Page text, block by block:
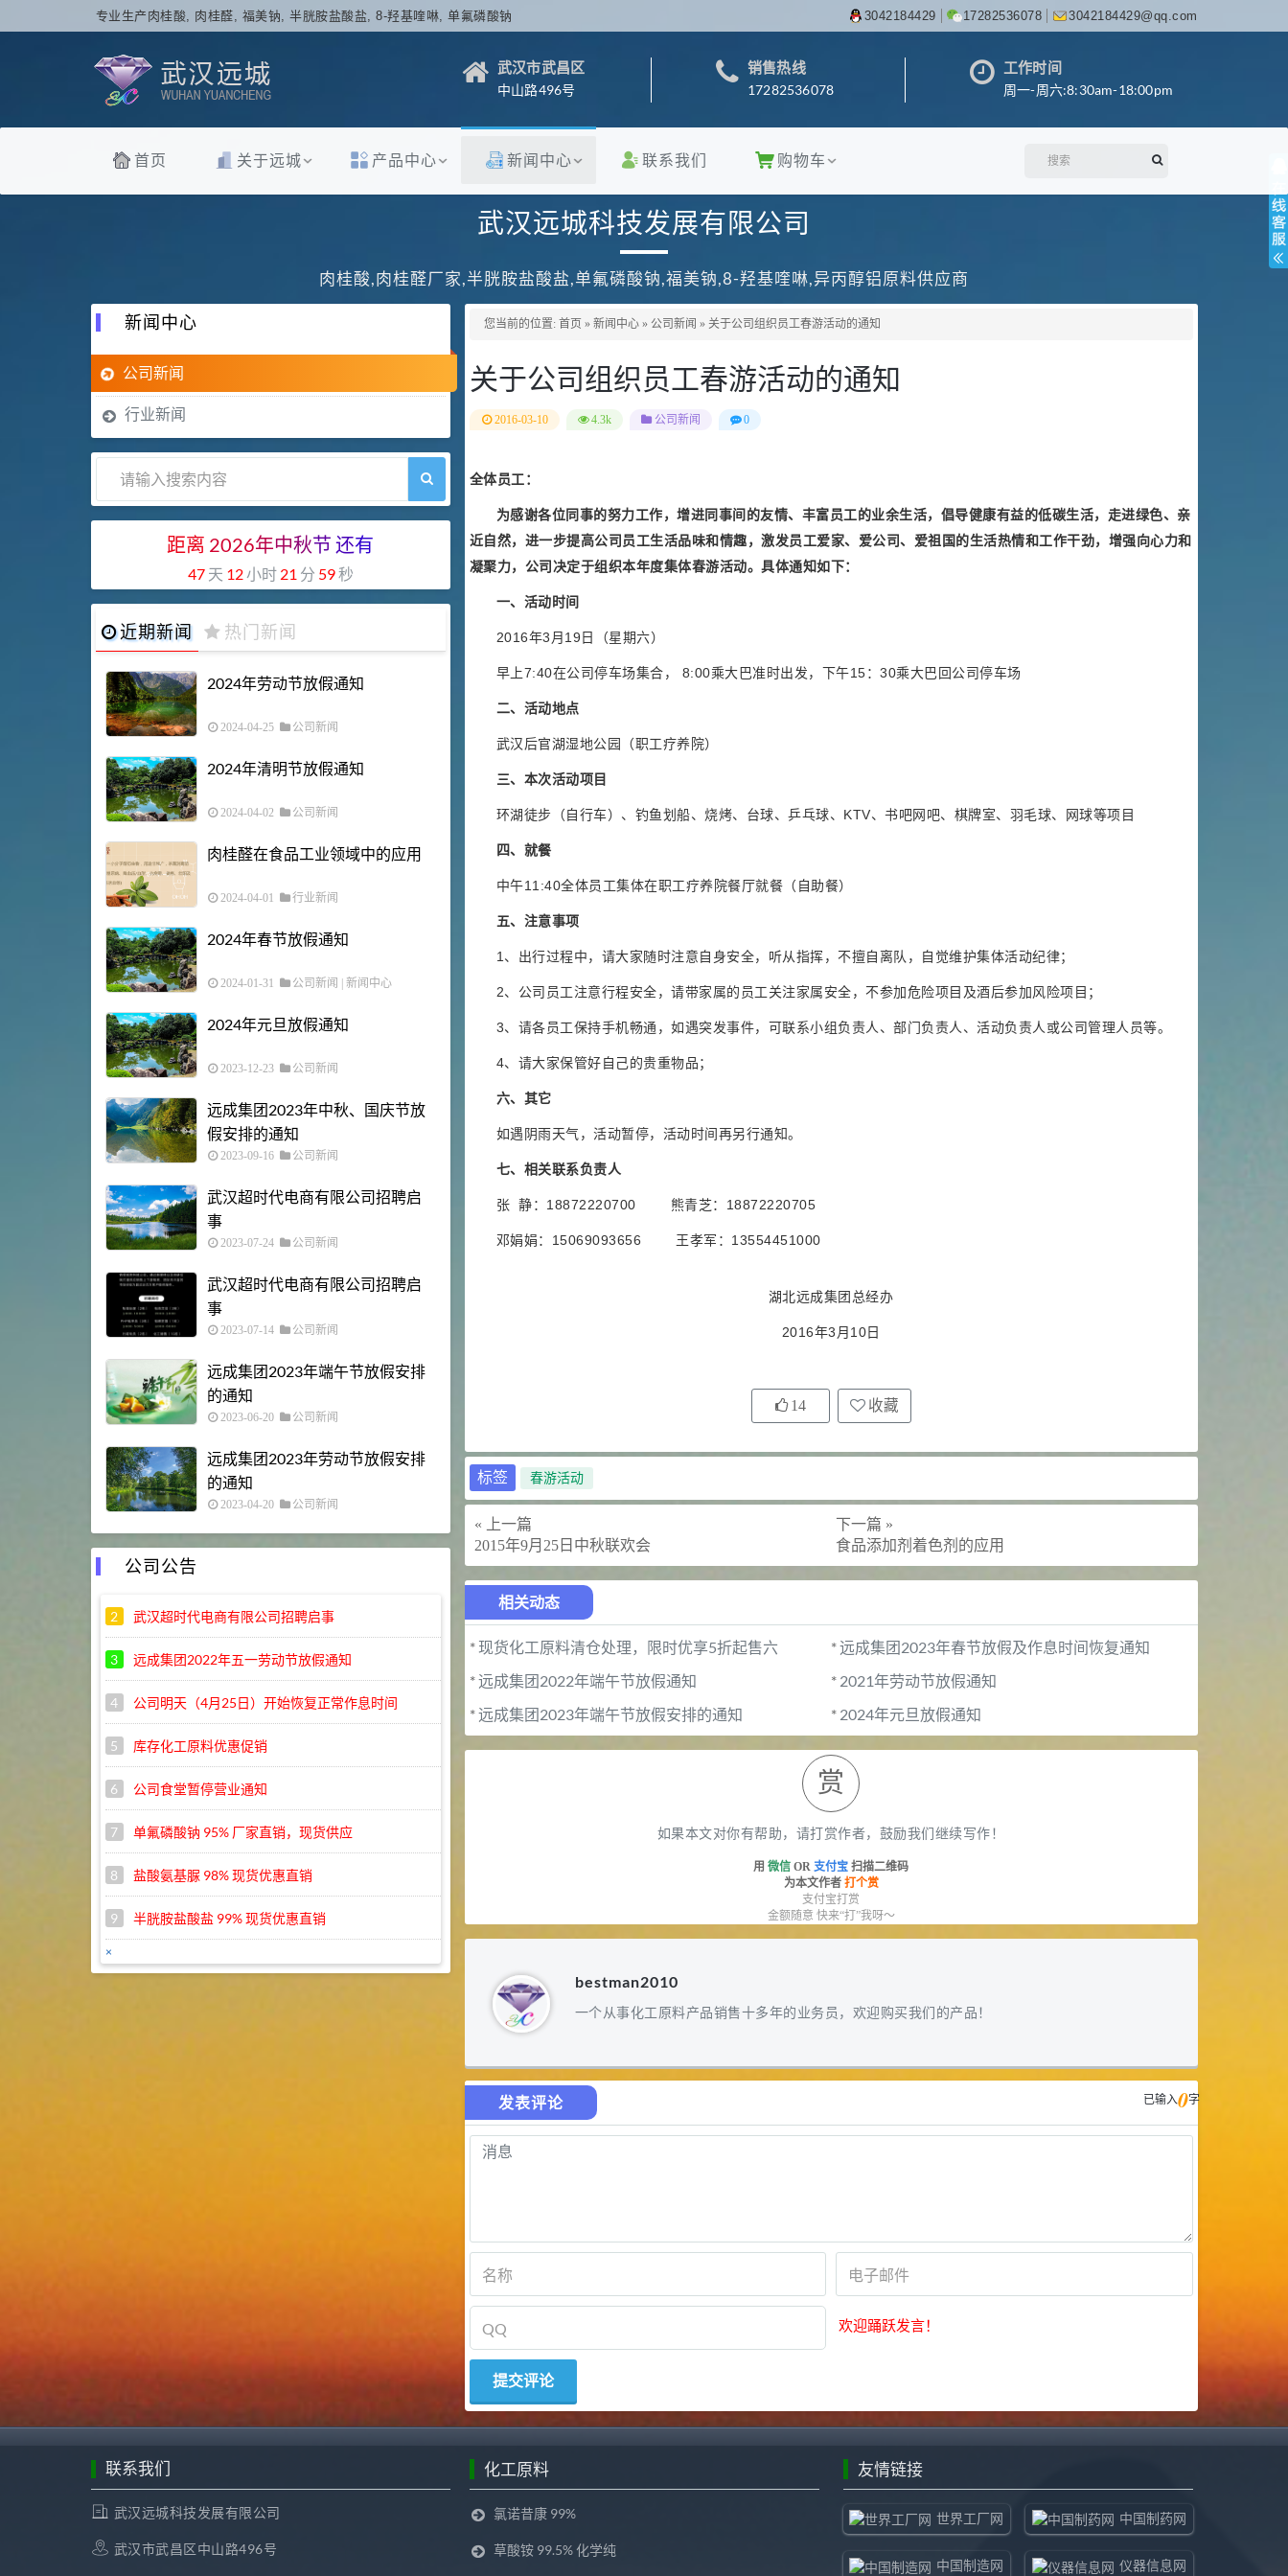
专业生产肉桂酸, 肉桂醛, 福美钠, 半胱胺盐酸盐, 8-羟基喹啉, 单氟磷酸钠 3042184429 17282536078 3042184429@qq.com
武汉市武昌区
中山路496号
销售热线
17282536078
工作时间
周一-周六:8:30am-18:00pm
首页 关于远城 产品中心 新闻中心 联系我们 购物车
武汉远城科技发展有限公司
肉桂酸,肉桂醛厂家,半胱胺盐酸盐,单氟磷酸钠,福美钠,8-羟基喹啉,异丙醇铝原料供应商
您当前的位置: 首页 » 新闻中心» 公司新闻 » 关于公司组织员工春游活动的通知
关于公司组织员工春游活动的通知
2016-03-10 4.3k 公司新闻 0
全体员工：
为感谢各位同事的努力工作，增进同事间的友情、丰富员工的业余生活，倡导健康有益的低碳生活，走进绿色、亲
近自然，进一步提高公司员工生活品味和情趣，激发员工爱家、爱公司、爱祖国的生活热情和工作干劲，增强向心力和
凝聚力，公司决定于组织本年度集体春游活动。具体通知如下：
一、活动时间
2016年3月19日（星期六）
早上7:40在公司停车场集合， 8:00乘大巴准时出发，下午15：30乘大巴回公司停车场
二、活动地点
武汉后官湖湿地公园（职工疗养院）
三、本次活动项目
环湖徒步（自行车）、钓鱼划船、烧烤、台球、乒乓球、KTV、书吧网吧、棋牌室、羽毛球、网球等项目
四、就餐
中午11:40全体员工集体在职工疗养院餐厅就餐（自助餐）
五、注意事项
1、出行过程中，请大家随时注意自身安全，听从指挥，不擅自离队，自觉维护集体活动纪律；
2、公司员工注意行程安全，请带家属的员工关注家属安全，不参加危险项目及酒后参加风险项目；
3、请各员工保持手机畅通，如遇突发事件，可联系小组负责人、部门负责人、活动负责人或公司管理人员等。
4、请大家保管好自己的贵重物品；
六、其它
如遇阴雨天气，活动暂停，活动时间再另行通知。
七、相关联系负责人
张 静：18872220700 熊青芝：18872220705
邓娟娟：15069093656 王孝军：13554451000
湖北远成集团总经办
2016年3月10日
14 收藏
标签 春游活动
« 上一篇
2015年9月25日中秋联欢会
下一篇 »
食品添加剂着色剂的应用
相关动态
* 现货化工原料清仓处理，限时优享5折起售六 *远成集团2023年春节放假及作息时间恢复通知
*远成集团2022年端午节放假通知 * 2021年劳动节放假通知
*远成集团2023年端午节放假安排的通知 * 2024年元旦放假通知
赏
如果本文对你有帮助，请打赏作者，鼓励我们继续写作！
用 微信 OR 支付宝 扫描二维码
为本文作者 打个赏
支付宝打赏
金额随意 快来“打”我呀～
bestman2010
一个从事化工原料产品销售十多年的业务员，欢迎购买我们的产品！
发表评论 已输入0字
欢迎踊跃发言！
新闻中心
公司新闻
行业新闻
距离 2026年中秋节 还有
47天 12小时 21 分 58秒
近期新闻 热门新闻
2024年劳动节放假通知
2024-04-25 公司新闻
2024年清明节放假通知
2024-04-02 公司新闻
肉桂醛在食品工业领域中的应用
2024-04-01 行业新闻
2024年春节放假通知
2024-01-31 公司新闻 新闻中心
2024年元旦放假通知
2023-12-23 公司新闻
远成集团2023年中秋、国庆节放
假安排的通知
2023-09-16 公司新闻
武汉超时代电商有限公司招聘启
事
2023-07-24 公司新闻
武汉超时代电商有限公司招聘启
事
2023-07-14 公司新闻
远成集团2023年端午节放假安排
的通知
2023-06-20 公司新闻
远成集团2023年劳动节放假安排
的通知
2023-04-20 公司新闻
天然维生素E简介(9.13k)
关于公司组织员工春游活动的通
知(4.3k)
2016-03-10 公司新闻
知识大普及-甲维盐知多少？
(2.24k)
2021-06-22 公司新闻
2022年元宵节快乐(1.72k)
2022-02-15 公司新闻
2021年春节放假通知(1.59k)
2021-01-30 公司新闻
福美钠作为重金属螯合剂的使用
方法(1.5k)
2022-09-06 行业新闻
公司公告
2 武汉超时代电商有限公司招聘启事
3 远成集团2022年五一劳动节放假通知
4 公司明天（4月25日）开始恢复正常作息时间
5 库存化工原料优惠促销
6 公司食堂暂停营业通知
7 单氟磷酸钠 95% 厂家直销，现货供应
8 盐酸氨基脲 98% 现货优惠直销
9 半胱胺盐酸盐 99% 现货优惠直销
10 苯扎溴铵 45% 现货直销，优惠促销
×
联系我们
武汉远城科技发展有限公司
武汉市武昌区中山路496号
化工原料
氯诺昔康 99%
草酸铵 99.5% 化学纯
友情链接
世界工厂网 中国制药网
中国制造网 仪器信息网